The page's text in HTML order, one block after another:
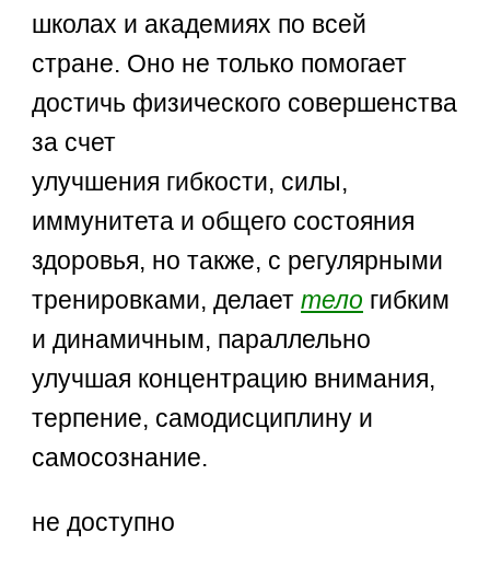
школах и академиях по всей
стране. Оно не только помогает
достичь физического совершенства
за счет
улучшения гибкости, силы,
иммунитета и общего состояния
здоровья, но также, с регулярными
тренировками, делаеттело гибким
и динамичным, параллельно
улучшая концентрацию внимания,
терпение, самодисциплину и
самосознание.
не доступно